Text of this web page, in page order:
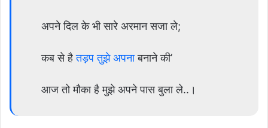
अपने दिल के भी सारे अरमान सजा ले;
कब से हैतड़प तुझे अपनाबनाने की’
आज तो मौका है मुझे अपने पास बुला ले..।